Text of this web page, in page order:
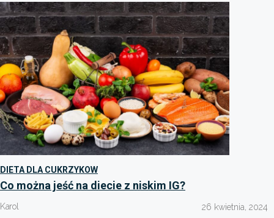
DIETA DLA CUKRZYKOW
Co można jeść na diecie z niskim IG?
Karol 26 kwietnia, 2024